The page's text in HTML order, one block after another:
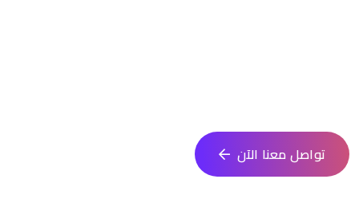
تواصل معنا الآن